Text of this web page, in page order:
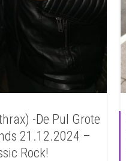
-De Pul Grote
21.12.2024 –
Rock!